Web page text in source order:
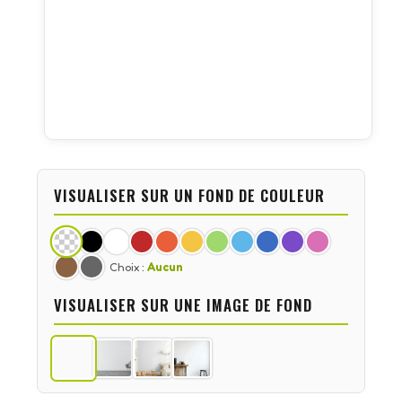
VISUALISER SUR UN FOND DE COULEUR
Choix : Aucun
VISUALISER SUR UNE IMAGE DE FOND